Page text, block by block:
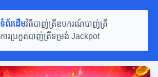
ទំព័រដើមវិធីបាញ់ត្រីឧបករណ៍បាញ់ត្រី
ការប្រកួតបាញ់ត្រីទម្រង់ Jackpot